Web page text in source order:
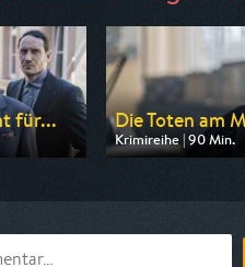
für... Die Toten am
Krimireihe | 90 Min.
Ausgestrahlt von